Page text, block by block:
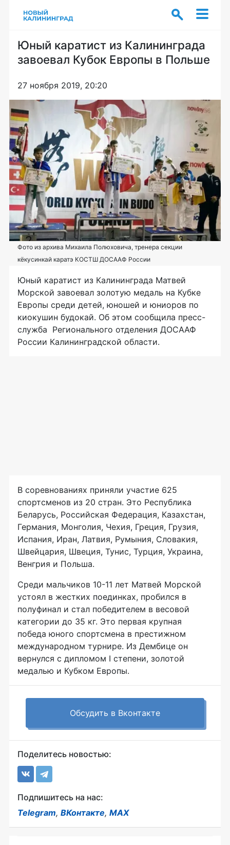
Юный каратист из Калининграда
завоевал Кубок Европы в Польше
27 ноября 2019, 20:20
Фото из архива Михаила Полюховича, тренера секции
кёкусинкай каратэ КОСТШ ДОСААФ России
Юный каратист из Калининграда Матвей
Морской завоевал золотую медаль на Кубке
Европы среди детей, юношей и юниоров по
киокушин будокай. Об этом сообщила пресс-
служба Регионального отделения ДОСААФ
России Калининградской области.
В соревнованиях приняли участие 625
спортсменов из 20 стран. Это Республика
Беларусь, Российская Федерация, Казахстан,
Германия, Монголия, Чехия, Греция, Грузия,
Испания, Иран, Латвия, Румыния, Словакия,
Швейцария, Швеция, Тунис, Турция, Украина,
Венгрия и Польша.
Среди мальчиков 10-11 лет Матвей Морской
устоял в жестких поединках, пробился в
полуфинал и стал победителем в весовой
категории до 35 кг. Это первая крупная
победа юного спортсмена в престижном
международном турнире. Из Дембице он
вернулся с дипломом I степени, золотой
медалью и Кубком Европы.
Обсудить в Вконтакте
Поделитесь новостью:
Подпишитесь на нас:
Telegram, ВКонтакте, MAX